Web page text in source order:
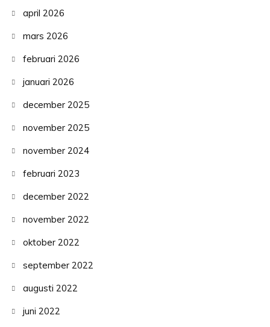
april 2026
mars 2026
februari 2026
januari 2026
december 2025
november 2025
november 2024
februari 2023
december 2022
november 2022
oktober 2022
september 2022
augusti 2022
juni 2022